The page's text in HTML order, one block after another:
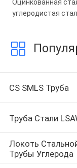
Оцинкованная
углеродистая
CS SMLS Труба
Труба Стали
Локоть
Трубы Углерода